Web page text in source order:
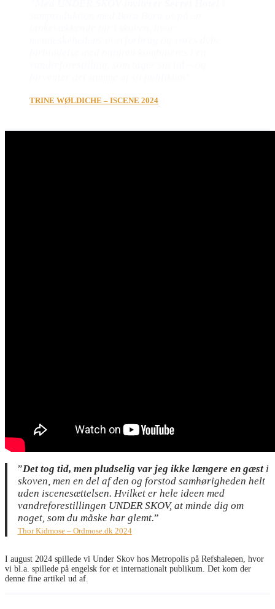
TRINE WØLDICHE – ISCENE 2024
”Det tog tid, men pludselig var jeg ikke længere en gæsti
skoven, men en del af den og forstod samhørigheden helt
uden iscenesættelsen. Hvilket er hele ideen med
vandreforestillingen UNDER SKOV, at minde dig om
noget, som du måske har glemt.”
Thor Kidmose – Ordmose.dk 2024
I august 2024 spillede vi Under Skov hos Metropolis på Refshaleøen, hvor
vi bl.a. spillede på engelsk for et internationalt publikum. Det kom der
denne fine artikel ud af.